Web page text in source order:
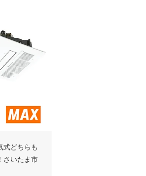
式どちらも
さいたま市